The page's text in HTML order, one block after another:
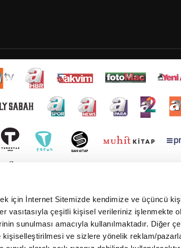
için İnternet Sitemizde kendimize ve üçüncü
vasıtasıyla çeşitli kişisel verileriniz işlenmekte
sunulması amacıyla kullanılmaktadır. Diğer
kişiselleştirilmesi ve sizlere yönelik reklam/